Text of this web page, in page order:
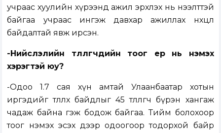
учраас хуулийн хүрээнд ажил эрхлэх нь нээлттэй
байгаа учраас ингэж давхар ажиллах нөхцөл
байдалтай явж ирсэн.
-Нийслэлийн төлөөлөгчдийн тоог ер нь нэмэх
хэрэгтэй юу?
-Одоо 1.7 сая хүн амтай Улаанбаатар хотын
иргэдийг төлөөлөх байдлыг 45 төлөөлөгч бүрэн хангаж
чадаж байна гэж бодож байгаа. Тийм болохоор
тоог нэмэх эсэх дээр одоогоор тодорхой байр